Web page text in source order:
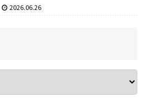
2026.06.26